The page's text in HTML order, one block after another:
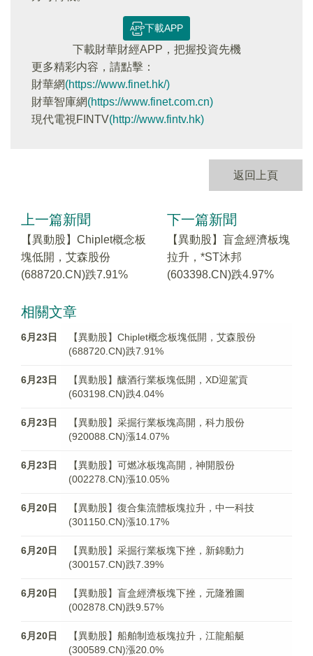
下載APP
下載財華財經APP，把握投資先機
更多精彩内容，請點擊：
財華網(https://www.finet.hk/)
財華智庫網(https://www.finet.com.cn)
現代電視FINTV(http://www.fintv.hk)
返回上頁
上一篇新聞
【異動股】Chiplet概念板
塊低開，艾森股份
(688720.CN)跌7.91%
下一篇新聞
【異動股】盲盒經濟板塊
拉升，*ST沐邦
(603398.CN)跌4.97%
相關文章
6月23日
【異動股】Chiplet概念板塊低開，艾森股份
(688720.CN)跌7.91%
6月23日
【異動股】釀酒行業板塊低開，XD迎駕貢
(603198.CN)跌4.04%
6月23日
【異動股】采掘行業板塊高開，科力股份
(920088.CN)漲14.07%
6月23日
【異動股】可燃冰板塊高開，神開股份
(002278.CN)漲10.05%
6月20日
【異動股】復合集流體板塊拉升，中一科技
(301150.CN)漲10.17%
6月20日
【異動股】采掘行業板塊下挫，新錦動力
(300157.CN)跌7.39%
6月20日
【異動股】盲盒經濟板塊下挫，元隆雅圖
(002878.CN)跌9.57%
6月20日
【異動股】船舶制造板塊拉升，江龍船艇
(300589.CN)漲20.0%